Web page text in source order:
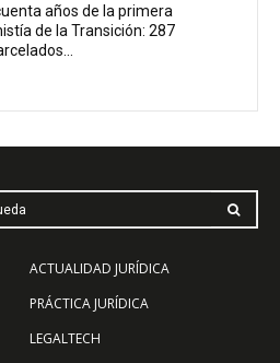
años de la primera
de la Transición: 287
ACTUALIDAD JURÍDICA
PRÁCTICA JURÍDICA
LEGALTECH